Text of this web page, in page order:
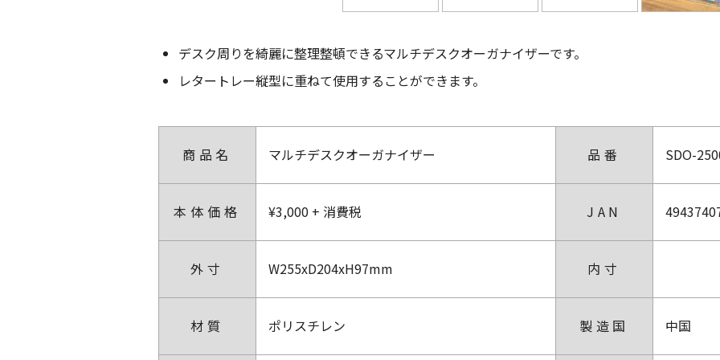
デスク周りを綺麗に整理整頓できるマルチデスクオーガナイザーです。
レタートレー縦型に重ねて使用することができます。
商品名 マルチデスクオーガナイザー 品番 SDO-
本体価格 ¥3,000 + 消費税 JAN
外寸 W255xD204xH97mm 内寸
材質 ポリスチレン 製造国 中国